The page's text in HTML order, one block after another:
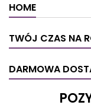
HOME
TWÓJ CZAS NA
DARMOWA